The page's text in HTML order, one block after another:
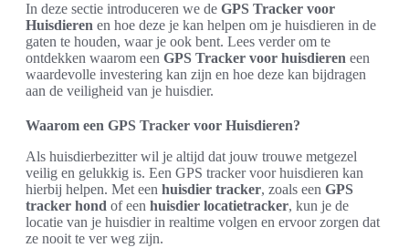
In deze sectie introduceren we de GPS Tracker voor
Huisdieren en hoe deze je kan helpen om je huisdieren in de
gaten te houden, waar je ook bent. Lees verder om te
ontdekken waarom een GPS Tracker voor huisdieren een
waardevolle investering kan zijn en hoe deze kan bijdragen
aan de veiligheid van je huisdier.
Waarom een GPS Tracker voor Huisdieren?
Als huisdierbezitter wil je altijd dat jouw trouwe metgezel
veilig en gelukkig is. Een GPS tracker voor huisdieren kan
hierbij helpen. Met een huisdier tracker, zoals een GPS
tracker hond of een huisdier locatietracker, kun je de
locatie van je huisdier in realtime volgen en ervoor zorgen dat
ze nooit te ver weg zijn.